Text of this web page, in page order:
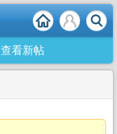
查看新帖